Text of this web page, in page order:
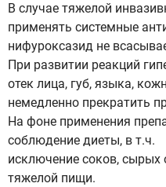
В случае тяжелой
применять системные
нифуроксазид не
При развитии реакций
отек лица, губ, языка,
немедленно прекратить
На фоне применения
соблюдение диеты, в т.ч.
исключение соков, сырых
тяжелой пищи.